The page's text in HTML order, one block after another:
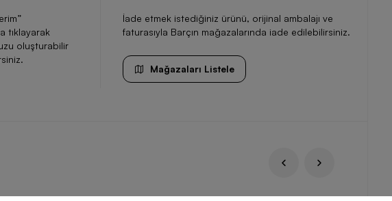
”
tıklayarak
oluşturabilir
İade etmek istediğiniz ürünü, orijinal ambalajı ve
faturasıyla Barçın mağazalarında iade edilebilirsiniz.
Mağazaları Listele